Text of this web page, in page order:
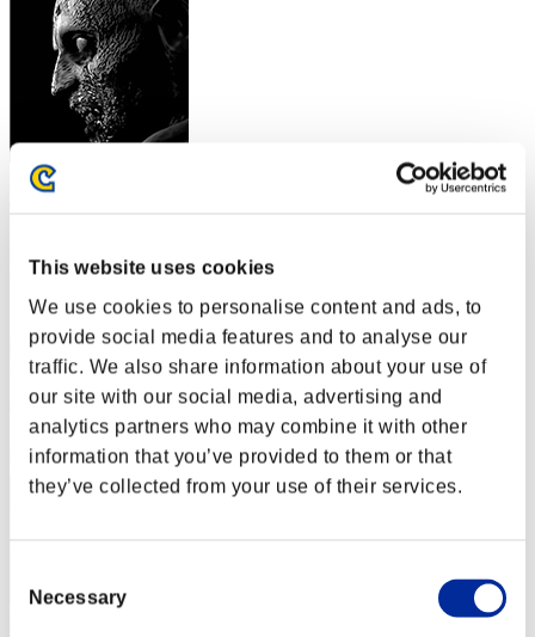
This website uses cookies
We use cookies to personalise content and ads, to
provide social media features and to analyse our
traffic. We also share information about your use of
our site with our social media, advertising and
analytics partners who may combine it with other
information that you’ve provided to them or that
they’ve collected from your use of their services.
Selection
Necessary
Smoothie_VR
RANK
32